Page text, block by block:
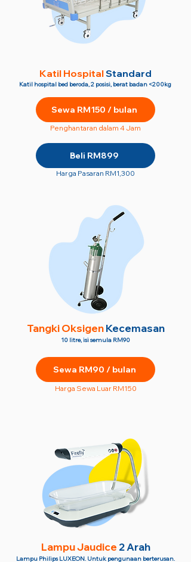
Katil HospitalStandard
Katil hospital bed beroda, 2 posisi, berat badan <200kg
Sewa RM150 / bulan
Penghantaran dalam 4 Jam
Beli RM899
Harga Pasaran RM1,300
Tangki OksigenKecemasan
10 litre, isi semula RM90
Sewa RM90 / bulan
Harga Sewa Luar RM150
Lampu Jaudice 2 Arah
Lampu Philips LUXEON. Untuk pengunaan berterusan.